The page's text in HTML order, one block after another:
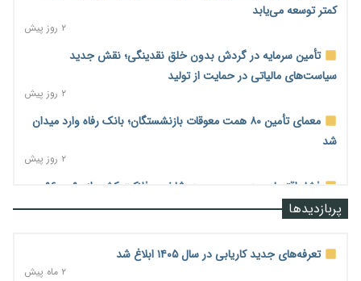
کمتر توسعه می‌یابد
۲ روز پیش
تأمین سرمایه در گردش بدون خلق نقدینگی؛ نقش جدید
سیاست‌های مالیاتی در حمایت از تولید
۲ روز پیش
معمای تأمین ۸۰ همت معوقات بازنشستگان؛ بانک رفاه وارد میدان
شد
۲ روز پیش
فشار اقتصادی در مسیر صعود؛ شاخص فلاکت کشور از ۹۰ به ۹۶
درصد رسید
رشد ۷۵ هزار میلیاردی بازار خرید اعتباری؛ فین‌تک‌ها وارد میدان
پربازدیدها
تعرفه‌های جدید کاریابی در سال ۱۴۰۵ ابلاغ شد
۲ ماه پیش